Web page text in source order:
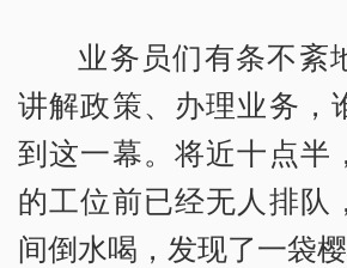
业务员们有条不紊
讲解政策、办理业务，
到这一幕。将近十点半
的工位前已经无人排队
间倒水喝，发现了一袋樱